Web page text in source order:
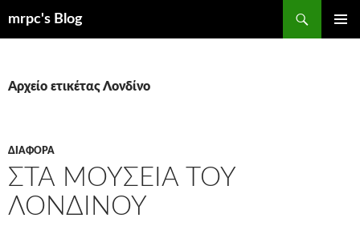
mrpc's Blog
Αρχείο ετικέτας Λονδίνο
ΔΙΆΦΟΡΑ
ΣΤΑ ΜΟΥΣΕΊΑ ΤΟΥ
ΛΟΝΔΊΝΟΥ